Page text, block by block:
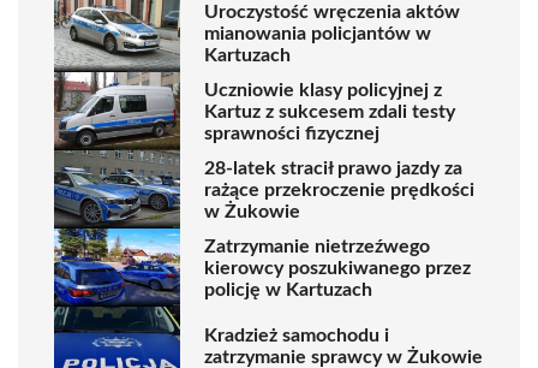
Uroczystość wręczenia aktów
mianowania policjantów w
Kartuzach
Uczniowie klasy policyjnej z
Kartuz z sukcesem zdali testy
sprawności fizycznej
28-latek stracił prawo jazdy za
rażące przekroczenie prędkości
w Żukowie
Zatrzymanie nietrzeźwego
kierowcy poszukiwanego przez
policję w Kartuzach
Kradzież samochodu i
zatrzymanie sprawcy w Żukowie